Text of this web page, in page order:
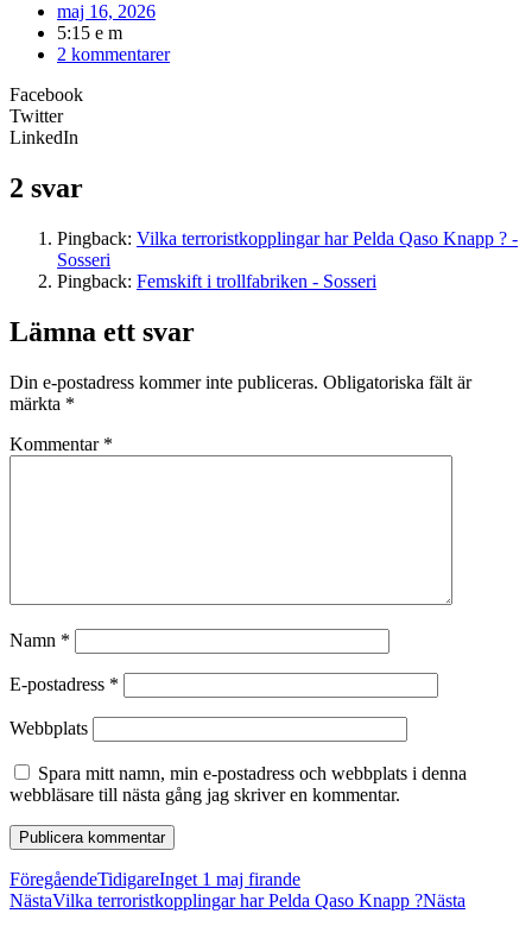
maj 16, 2026
5:15 e m
2 kommentarer
Facebook
Twitter
LinkedIn
2 svar
Pingback: Vilka terroristkopplingar har Pelda Qaso Knapp ? -
Sosseri
Pingback: Femskift i trollfabriken - Sosseri
Lämna ett svar
Din e-postadress kommer inte publiceras. Obligatoriska fält är
märkta *
Kommentar *
Namn *
E-postadress *
Webbplats
Spara mitt namn, min e-postadress och webbplats i denna
webbläsare till nästa gång jag skriver en kommentar.
FöregåendeTidigareInget 1 maj firande
NästaVilka terroristkopplingar har Pelda Qaso Knapp ?Nästa